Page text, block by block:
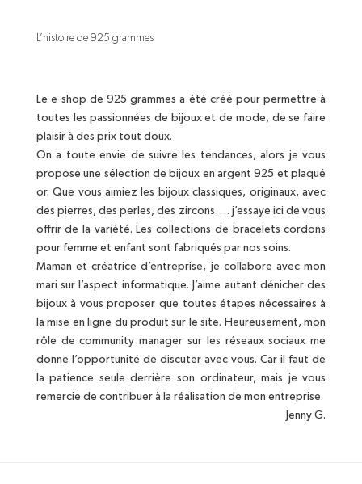
L’histoire de 925 grammes
Le e-shop de 925 grammes a été créé pour permettre à
toutes les passionnées de bijoux et de mode, de se faire
plaisir à des prix tout doux.
On a toute envie de suivre les tendances, alors je vous
propose une sélection de bijoux en argent 925 et plaqué
or. Que vous aimiez les bijoux classiques, originaux, avec
des pierres, des perles, des zircons…. j’essaye ici de vous
offrir de la variété. Les collections de bracelets cordons
pour femme et enfant sont fabriqués par nos soins.
Maman et créatrice d’entreprise, je collabore avec mon
mari sur l’aspect informatique. J’aime autant dénicher des
bijoux à vous proposer que toutes étapes nécessaires à
la mise en ligne du produit sur le site. Heureusement, mon
rôle de community manager sur les réseaux sociaux me
donne l’opportunité de discuter avec vous. Car il faut de
la patience seule derrière son ordinateur, mais je vous
remercie de contribuer à la réalisation de mon entreprise.
Jenny G.